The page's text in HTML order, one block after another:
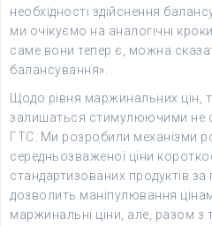
необхідності здійснення
ми очікуємо на аналогічні
саме вони тепер є, можна
балансування».
Щодо рівня маржинальних цін,
залишаться стимулюючими не
ГТС. Ми розробили механізми
середньозваженої ціни
стандартизованих продуктів
дозволить маніпулювання
маржинальні ціни, але, разом